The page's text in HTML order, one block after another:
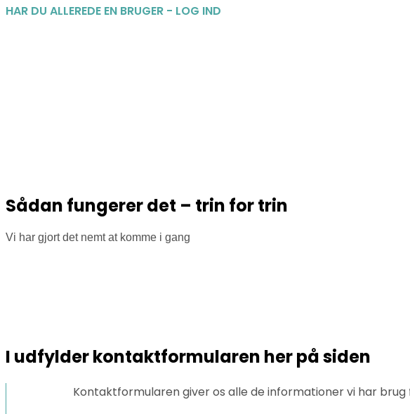
HAR DU ALLEREDE EN BRUGER - LOG IND
Sådan fungerer det – trin for trin
Vi har gjort det nemt at komme i gang
I udfylder kontaktformularen her på siden
Kontaktformularen giver os alle de informationer vi har